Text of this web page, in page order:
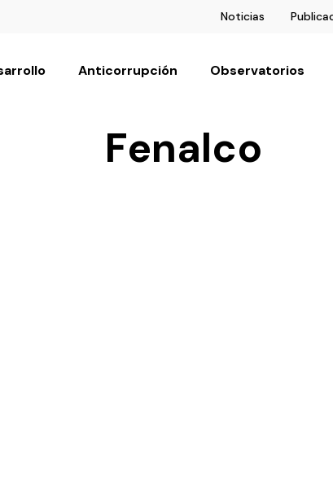
Noticias
Anticorrupción Observatorios
Fenalco